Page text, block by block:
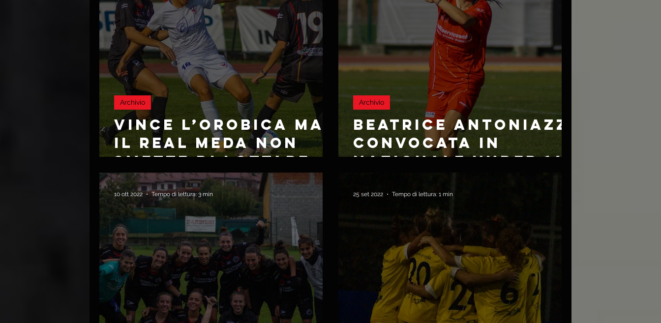
VINCE L’OROBICA MA
IL REAL MEDA NON
SMETTE DI LOTTARE
Archivio
BEATRICE ANTONIAZZI
CONVOCATA IN
NAZIONALE UNDER 16
Archivio
10 ott 2022 Tempo di lettura: 3 min 25 set 2022 Tempo di lettura: 1 min